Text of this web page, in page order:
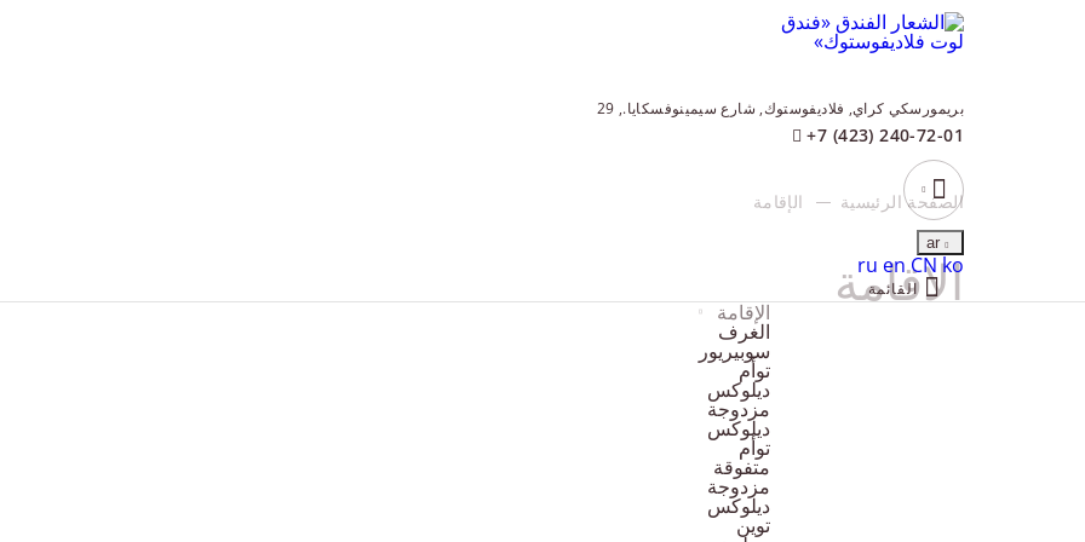
بريمورسكي كراي, فلاديفوستوك, شارع سيمينوفسكايا., 29
+7 (423) 240-72-01
ar
Русский
ru
English en
中文CN
한국어ko
القائمة
الإقامة
الغرف
سوبيريور
توأم
ديلوكس
مزدوجة
ديلوكس
توأم
متفوقة
مزدوجة
ديلوكس
توين
الصفحة الرئيسية الإقامة
الإقامة
يقدم فندق لوت موسكو لضيوفه 300 غرفة وجناحا ، والتي تعتبر بجدارة الأكثر اتساعا في العاصمة. يوجد في الطابق العلوي العاشر جناح ملكي فريد بمساحة 490 متر مربع.م. ص